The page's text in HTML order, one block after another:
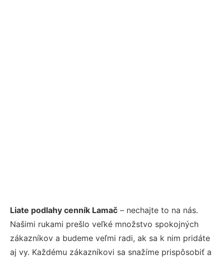
Liate podlahy cenník Lamač – nechajte to na nás.
Našimi rukami prešlo veľké množstvo spokojných
zákazníkov a budeme veľmi radi, ak sa k nim pridáte
aj vy. Každému zákazníkovi sa snažíme prispôsobiť a